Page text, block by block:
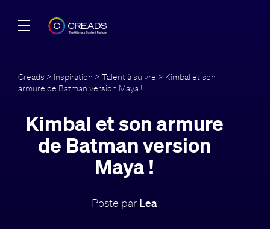
Offres
À propos
Guide
Creads > Inspiration > Talent à suivre > Kimbal et son
armure de Batman version Maya !
Kimbal et son armure
de Batman version
Maya !
Posté par Lea